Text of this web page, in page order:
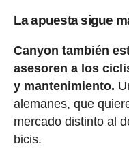
La apuesta sigue
Canyon también
asesoren a los
y mantenimiento.
alemanes, que
mercado distinto al
bicis.